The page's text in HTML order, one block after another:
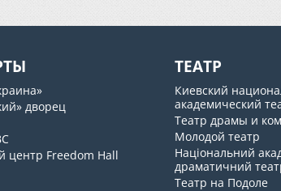
дворец
центр Freedom Hall
ТЕАТР
Киевский
академический
Театр драмы и
Молодой театр
Національний
драматичний
Театр на Подоле